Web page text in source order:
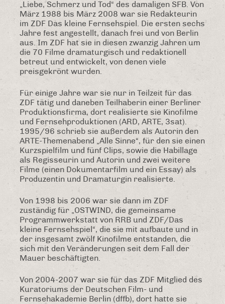
„Liebe, Schmerz und Tod“ des damaligen SFB. Von
März 1988 bis März 2008 war sie Redakteurin
im ZDF Das kleine Fernsehspiel. Die ersten sechs
Jahre fest angestellt, danach frei und von Berlin
aus. Im ZDF hat sie in diesen zwanzig Jahren um
die 70 Filme dramaturgisch und redaktionell
betreut und entwickelt, von denen viele
preisgekrönt wurden.
Für einige Jahre war sie nur in Teilzeit für das
ZDF tätig und daneben Teilhaberin einer Berliner
Produktionsfirma, dort realisierte sie Kinofilme
und Fernsehproduktionen (ARD, ARTE, 3sat).
1995/96 schrieb sie außerdem als Autorin den
ARTE-Themenabend „Alle Sinne“, für den sie einen
Kurzspielfilm und fünf Clips, sowie die Habillage
als Regisseurin und Autorin und zwei weitere
Filme (einen Dokumentarfilm und ein Essay) als
Produzentin und Dramaturgin realisierte.
Von 1998 bis 2006 war sie dann im ZDF
zuständig für „OSTWIND, die gemeinsame
Programmwerkstatt von RRB und ZDF/Das
kleine Fernsehspiel“, die sie mit aufbaute und in
der insgesamt zwölf Kinofilme entstanden, die
sich mit den Veränderungen seit dem Fall der
Mauer beschäftigten.
Von 2004-2007 war sie für das ZDF Mitglied des
Kuratoriums der Deutschen Film- und
Fernsehakademie Berlin (dffb), dort hatte sie